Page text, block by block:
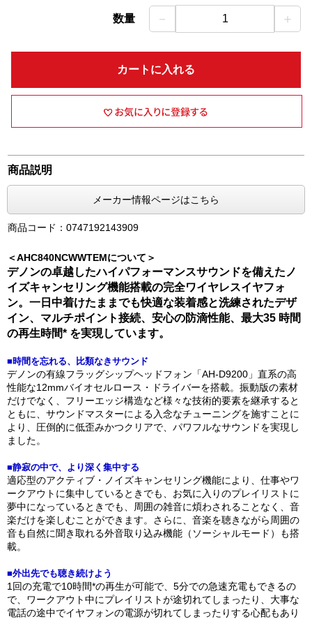
数量 － 1 ＋
カートに入れる
商品説明
メーカー情報ページはこちら
商品コード：0747192143909
＜AHC840NCWWTEMについて＞
デノンの卓越したハイパフォーマンスサウンドを備えたノ
イズキャンセリング機能搭載の完全ワイヤレスイヤフォ
ン。一日中着けたままでも快適な装着感と洗練されたデザ
イン、マルチポイント接続、安心の防滴性能、最大35 時間
の再生時間* を実現しています。
■時間を忘れる、比類なきサウンド
デノンの有線フラッグシップヘッドフォン「AH-D9200」直系の高
性能な12mmバイオセルロース・ドライバーを搭載。振動版の素材
だけでなく、フリーエッジ構造など様々な技術的要素を継承すると
ともに、サウンドマスターによる入念なチューニングを施すことに
より、圧倒的に低歪みかつクリアで、パワフルなサウンドを実現し
ました。
■静寂の中で、より深く集中する
適応型のアクティブ・ノイズキャンセリング機能により、仕事やワ
ークアウトに集中しているときでも、お気に入りのプレイリストに
夢中になっているときでも、周囲の雑音に煩わされることなく、音
楽だけを楽しむことができます。さらに、音楽を聴きながら周囲の
音も自然に聞き取れる外音取り込み機能（ソーシャルモード）も搭
載。
■外出先でも聴き続けよう
1回の充電で10時間*の再生が可能で、5分での急速充電もできるの
で、ワークアウト中にプレイリストが途切れてしまったり、大事な
電話の途中でイヤフォンの電源が切れてしまったりする心配もあり